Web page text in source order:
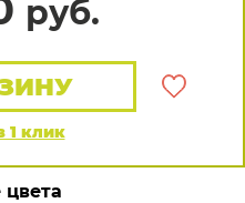
руб.
1 клик
цвета